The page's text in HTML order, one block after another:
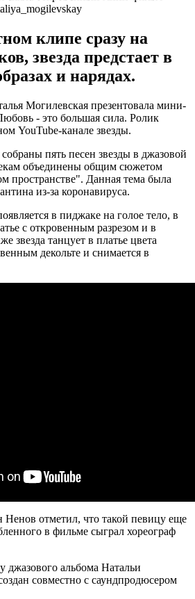
клипе сразу на
звезда предстает в
и нарядах.
Могилевская презентовала мини-
- это большая сила. Ролик
YouTube-канале звезды.
пять песен звезды в джазовой
объединены общим сюжетом
пространстве". Данная тема была
из-за коронавируса.
в пиджаке на голое тело, в
с откровенным разрезом и в
звезда танцует в платье цвета
декольте и снимается в
Ненов отметил, что такой певицу еще
в фильме сыграл хореограф
джазового альбома Натальи
совместно с саундпродюсером